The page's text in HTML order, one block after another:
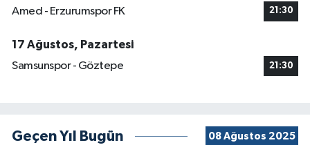
Amed - Erzurumspor FK 21:30
17 Ağustos, Pazartesi
Samsunspor - Göztepe
21:30
Geçen Yıl Bugün 08 Ağustos 2025